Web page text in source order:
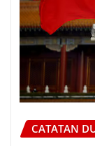
CATATAN